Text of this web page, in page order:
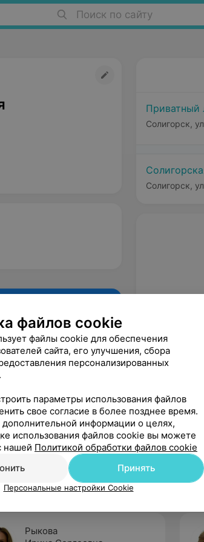
Поиск по сайту
Рекомендую
Приватный
Солигорск,
Солигорск,
Рыкова
файлов cookie
файлы cookie для обеспечения
сайта, его улучшения, сбора
персонализированных
параметры использования файлов
свое согласие в более позднее время.
информации о целях,
использования файлов cookie вы можете
нашей Политикой обработки файлов cookie
Принять
Персональные настройки Cookie